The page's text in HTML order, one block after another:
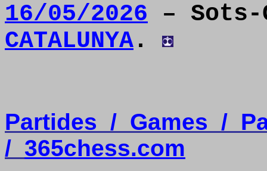
16/05/2026 – Sots-
CATALUNYA .
Partides / Games /
/ 365chess.com